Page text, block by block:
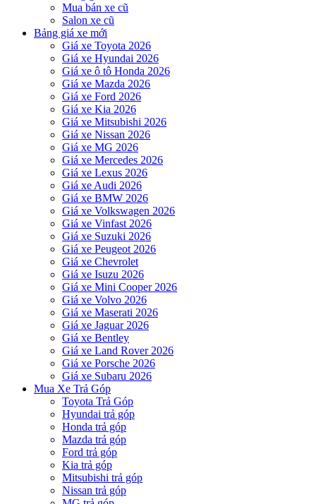
Mua bán xe cũ
Salon xe cũ
Bảng giá xe mới
Giá xe Toyota 2026
Giá xe Hyundai 2026
Giá xe ô tô Honda 2026
Giá xe Mazda 2026
Giá xe Ford 2026
Giá xe Kia 2026
Giá xe Mitsubishi 2026
Giá xe Nissan 2026
Giá xe MG 2026
Giá xe Mercedes 2026
Giá xe Lexus 2026
Giá xe Audi 2026
Giá xe BMW 2026
Giá xe Volkswagen 2026
Giá xe Vinfast 2026
Giá xe Suzuki 2026
Giá xe Peugeot 2026
Giá xe Chevrolet
Giá xe Isuzu 2026
Giá xe Mini Cooper 2026
Giá xe Volvo 2026
Giá xe Maserati 2026
Giá xe Jaguar 2026
Giá xe Bentley
Giá xe Land Rover 2026
Giá xe Porsche 2026
Giá xe Subaru 2026
Mua Xe Trả Góp
Toyota Trả Góp
Hyundai trả góp
Honda trả góp
Mazda trả góp
Ford trả góp
Kia trả góp
Mitsubishi trả góp
Nissan trả góp